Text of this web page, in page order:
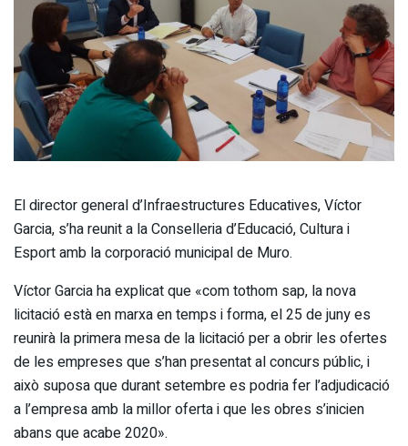
El director general d’Infraestructures Educatives, Víctor
Garcia, s’ha reunit a la Conselleria d’Educació, Cultura i
Esport amb la corporació municipal de Muro.
Víctor Garcia ha explicat que «com tothom sap, la nova
licitació està en marxa en temps i forma, el 25 de juny es
reunirà la primera mesa de la licitació per a obrir les ofertes
de les empreses que s’han presentat al concurs públic, i
això suposa que durant setembre es podria fer l’adjudicació
a l’empresa amb la millor oferta i que les obres s’inicien
abans que acabe 2020».